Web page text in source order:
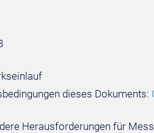
dieses Dokuments:
Herausforderungen für